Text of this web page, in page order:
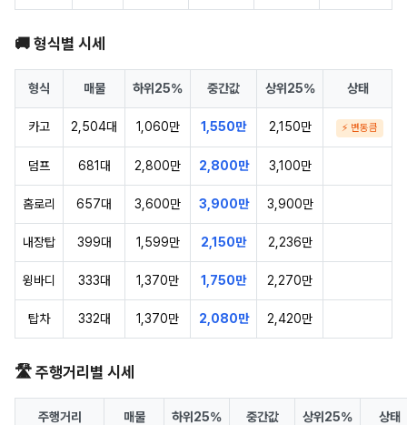
🚚 형식별 시세
형식 매물 하위25% 중간값 상위25% 상태
카고 2,504대 1,060만 1,550만 2,150만 ⚡ 변동큼
덤프 681대 2,800만 2,800만 3,100만
홈로리 657대 3,600만 3,900만 3,900만
내장탑 399대 1,599만 2,150만 2,236만
윙바디 333대 1,370만 1,750만 2,270만
탑차 332대 1,370만 2,080만 2,420만
🛣️ 주행거리별 시세
주행거리 매물 하위25% 중간값 상위25% 상태